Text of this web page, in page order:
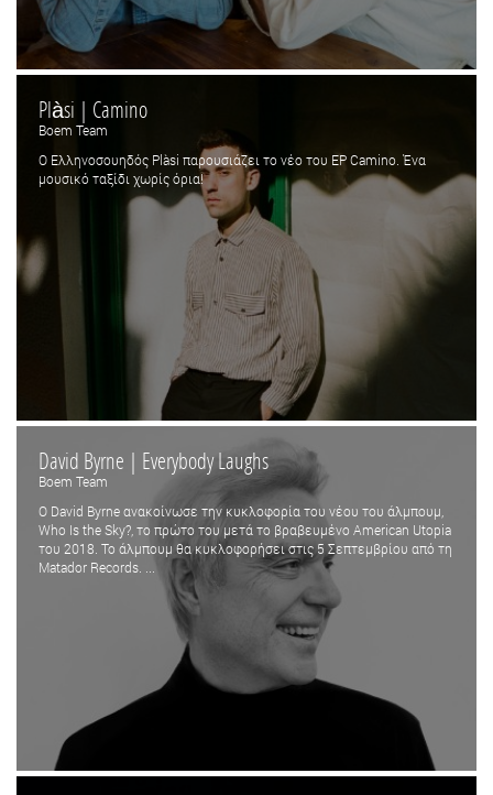
Plàsi | Camino
Boem Team
Ο Ελληνοσουηδός Plàsi παρουσιάζει το νέο του EP Camino. Ένα
μουσικό ταξίδι χωρίς όρια!
David Byrne | Everybody Laughs
Boem Team
Ο David Byrne ανακοίνωσε την κυκλοφορία του νέου του άλμπουμ,
Who Is the Sky?, το πρώτο του μετά το βραβευμένο American Utopia
του 2018. Το άλμπουμ θα κυκλοφορήσει στις 5 Σεπτεμβρίου από τη
Matador Records. ...